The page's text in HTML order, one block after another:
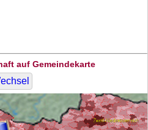
auf Gemeindekarte